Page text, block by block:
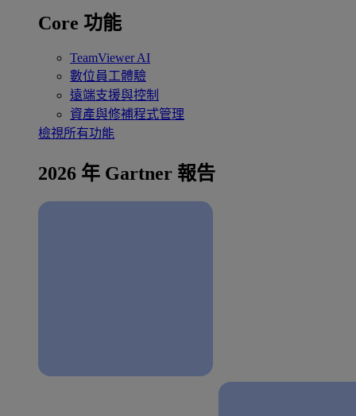
Core 功能
TeamViewer AI
數位員工體驗
遠端支援與控制
資產與修補程式管理
檢視所有功能
2026 年 Gartner 報告